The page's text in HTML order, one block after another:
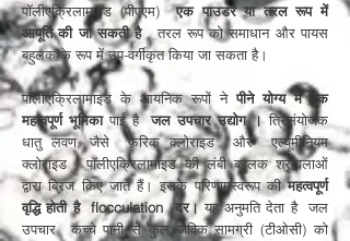
पॉलीएक्रिलामाइड (पीएएम)एक पाउडर या तरल रूप में
आपूर्ति की जा सकती है, तरल रूप को समाधान और पायस
बहुलक के रूप में उप-वर्गीकृत किया जा सकता है।
पॉलीएक्रिलामाइड के आयनिक रूपों नेपीने योग्य में एक
महत्वपूर्ण भूमिकापाई हैजल उपचार उद्योग।त्रिसंयोजक
धातु लवण, जैसेफ़ेरिक क्लोराइडऔरएल्यूमीनियम
क्लोराइड, पॉलीएक्रिलामाइड की लंबी बहुलक श्रृंखलाओं
द्वारा ब्रिज किए जाते हैं। इसके परिणामस्वरूप कीमहत्वपूर्ण
वृद्धि होती है
flocculation दर।यह अनुमति देता है जल
उपचारकच्चे पानी से कुल जैविक सामग्री (टीओसी) को